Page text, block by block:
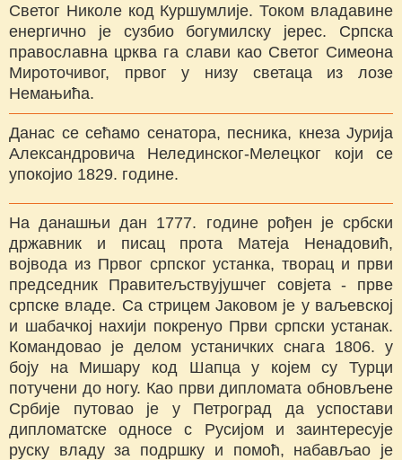
Светог Николе код Куршумлије. Током владавине
енергично је сузбио богумилску јерес. Српска
православна црква га слави као Светог Симеона
Мироточивог, првог у низу светаца из лозе
Немањића.
Данас се сећамо сенатора, песника, кнеза Јурија
Александровича Нелединског-Мелецког који се
упокојио 1829. године.
На данашњи дан 1777. године рођен је србски
државник и писац прота Матеја Ненадовић,
војвода из Првог српског устанка, творац и први
председник Правитељствујушчег совјета - прве
српске владе. Са стрицем Јаковом је у ваљевској
и шабачкој нахији покренуо Први српски устанак.
Командовао је делом устаничких снага 1806. у
боју на Мишару код Шапца у којем су Турци
потучени до ногу. Као први дипломата обновљене
Србије путовао је у Петроград да успостави
дипломатске односе с Русијом и заинтересује
руску владу за подршку и помоћ, набављао је